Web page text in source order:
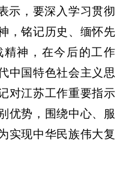
示，要深入学习贯彻
，铭记历史、缅怀先
神，在今后的工作
中国特色社会主义思
对江苏工作重要指示
优势，围绕中心、服
实现中华民族伟大复